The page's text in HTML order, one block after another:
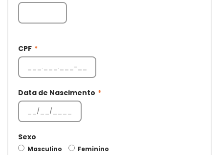
CPF *
Data de Nascimento *
Sexo
Masculino Feminino